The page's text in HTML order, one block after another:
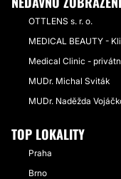
OTTLENS s. r. o.
MEDICAL BEAUTY -
Medical Clinic -
MUDr. Michal Sviták
MUDr. Naděžda
TOP LOKALITY
Praha
Brno